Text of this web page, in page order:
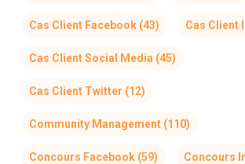
Cas Client Facebook(43) Cas Client
Cas Client Social Media (45)
Cas Client Twitter (12)
Community Management(110)
Concours Facebook(59) Concours